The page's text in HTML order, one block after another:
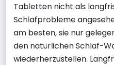
Tabletten nicht als
Schlafprobleme
am besten, sie nur
den natürlichen Schlaf-
wiederherzustellen.